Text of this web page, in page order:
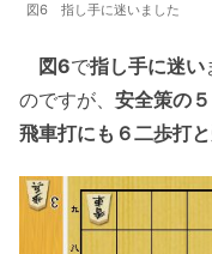
図6 指し手に迷いました
図6で指し手に迷い
のですが、 安全策の
飛車打にも６二歩打